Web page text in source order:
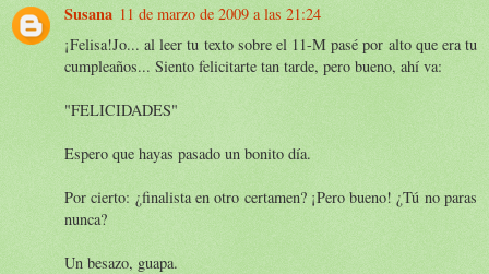
Susana 11 de marzo de 2009 a las 21:24
¡Felisa!Jo... al leer tu texto sobre el 11-M pasé por alto que era tu
cumpleaños... Siento felicitarte tan tarde, pero bueno, ahí va:
"FELICIDADES"
Espero que hayas pasado un bonito día.
Por cierto: ¿finalista en otro certamen? ¡Pero bueno! ¿Tú no paras
nunca?
Un besazo, guapa.